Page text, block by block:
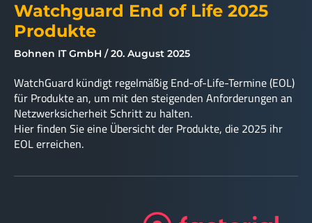
Watchguard End of Life 2025
Produkte
Bohnen IT GmbH 20. August 2025
WatchGuard kündigt regelmäßig End-of-Life-Termine (EOL)
für Produkte an, um mit den steigenden Anforderungen an
Netzwerksicherheit Schritt zu halten.
Hier finden Sie eine Übersicht der Produkte, die 2025 ihr
EOL erreichen.